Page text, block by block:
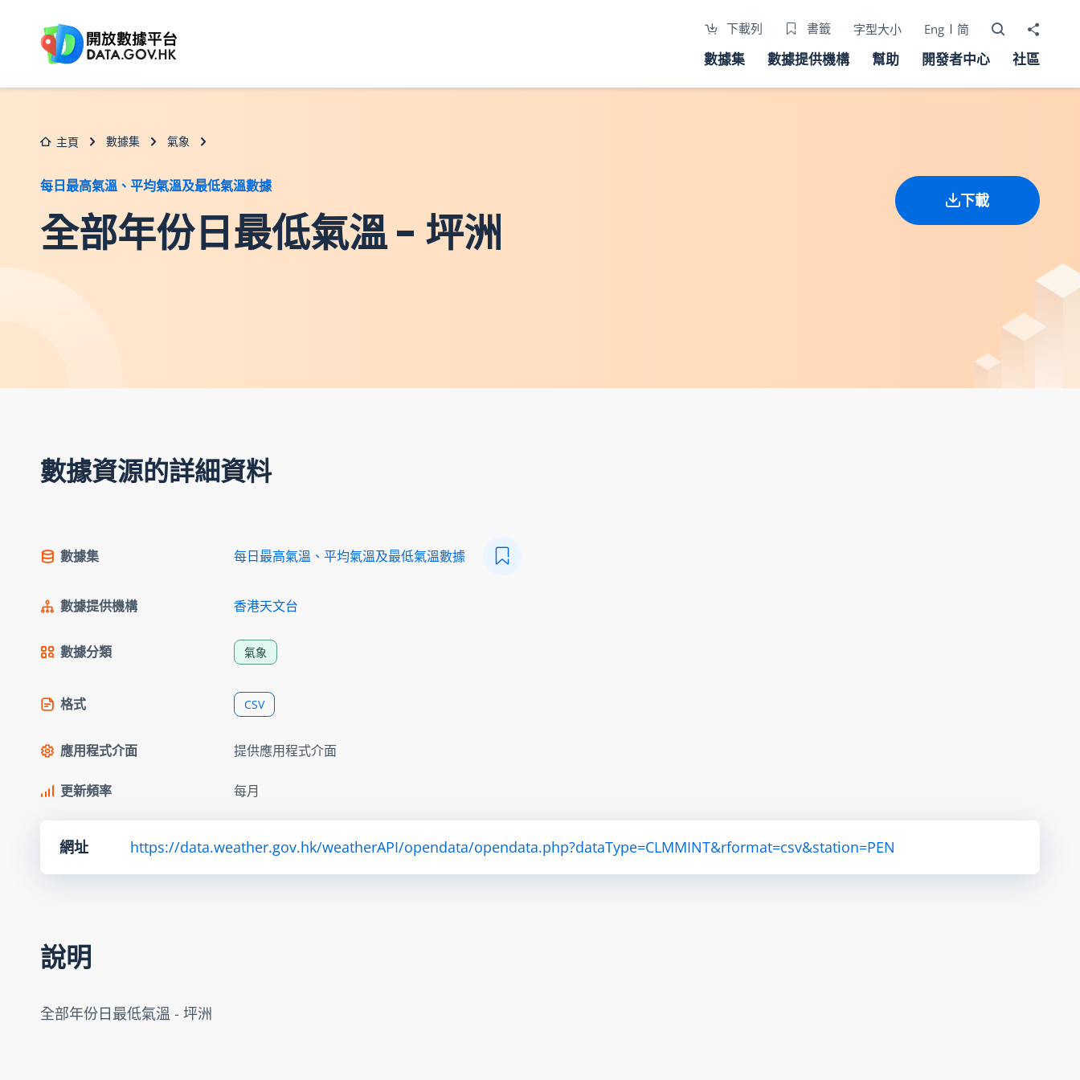
下載列 書籤 字型大小 Eng 简 打開搜尋器
分享至
數據集 數據提供機構 幫助 開發者中心 社區
主頁 數據集 氣象
每日最高氣溫、平均氣溫及最低氣溫數據
全部年份日最低氣溫 - 坪洲
下載
數據資源的詳細資料
數據集 每日最高氣溫、平均氣溫及最低氣溫數據
數據提供機構 香港天文台
數據分類 氣象
格式 CSV
應用程式介面 提供應用程式介面
更新頻率 每月
網址 https://data.weather.gov.hk/weatherAPI/opendata/opendata.php?dataType=CLMMINT&rformat=csv&station=PEN
說明
全部年份日最低氣溫 - 坪洲